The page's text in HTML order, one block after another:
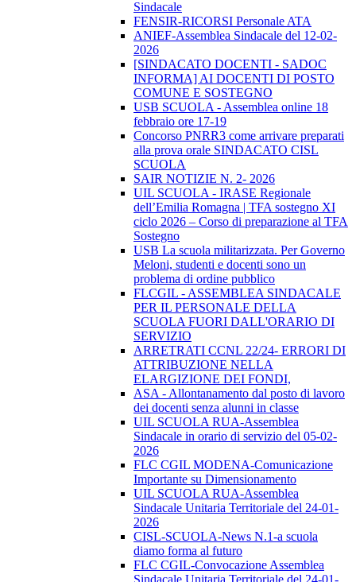
Sindacale
FENSIR-RICORSI Personale ATA
ANIEF-Assemblea Sindacale del 12-02-
2026
[SINDACATO DOCENTI - SADOC
INFORMA] AI DOCENTI DI POSTO
COMUNE E SOSTEGNO
USB SCUOLA - Assemblea online 18
febbraio ore 17-19
Concorso PNRR3 come arrivare preparati
alla prova orale SINDACATO CISL
SCUOLA
SAIR NOTIZIE N. 2- 2026
UIL SCUOLA - IRASE Regionale
dell’Emilia Romagna | TFA sostegno XI
ciclo 2026 – Corso di preparazione al TFA
Sostegno
USB La scuola militarizzata. Per Governo
Meloni, studenti e docenti sono un
problema di ordine pubblico
FLCGIL - ASSEMBLEA SINDACALE
PER IL PERSONALE DELLA
SCUOLA FUORI DALL'ORARIO DI
SERVIZIO
ARRETRATI CCNL 22/24- ERRORI DI
ATTRIBUZIONE NELLA
ELARGIZIONE DEI FONDI,
ASA - Allontanamento dal posto di lavoro
dei docenti senza alunni in classe
UIL SCUOLA RUA-Assemblea
Sindacale in orario di servizio del 05-02-
2026
FLC CGIL MODENA-Comunicazione
Importante su Dimensionamento
UIL SCUOLA RUA-Assemblea
Sindacale Unitaria Territoriale del 24-01-
2026
CISL-SCUOLA-News N.1-a scuola
diamo forma al futuro
FLC CGIL-Convocazione Assemblea